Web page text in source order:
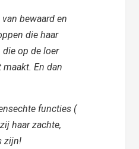
bewaard en
die haar
die op de loer
En dan
functies (
haar zachte,
zijn!